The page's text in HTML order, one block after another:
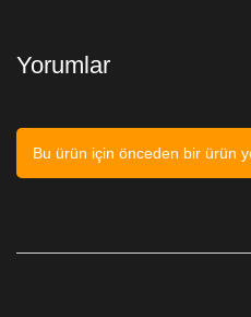
Yorumlar
Bu ürün için önceden bir ürün